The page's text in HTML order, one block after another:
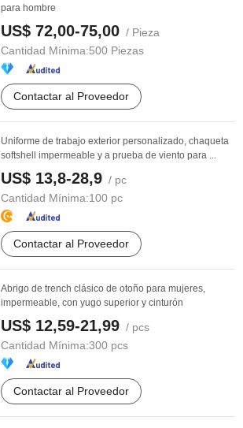
para hombre
US$ 72,00-75,00 / Pieza
Cantidad Mínima:500 Piezas
Contactar al Proveedor
Uniforme de trabajo exterior personalizado, chaqueta
softshell impermeable y a prueba de viento para ...
US$ 13,8-28,9 / pc
Cantidad Mínima:100 pc
Contactar al Proveedor
Abrigo de trench clásico de otoño para mujeres,
impermeable, con yugo superior y cinturón
US$ 12,59-21,99 / pcs
Cantidad Mínima:300 pcs
Contactar al Proveedor